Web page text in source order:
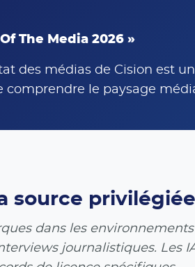
The Media 2026 »
des médias de Cision est
comprendre le paysage
source
dans les
journalistiques.